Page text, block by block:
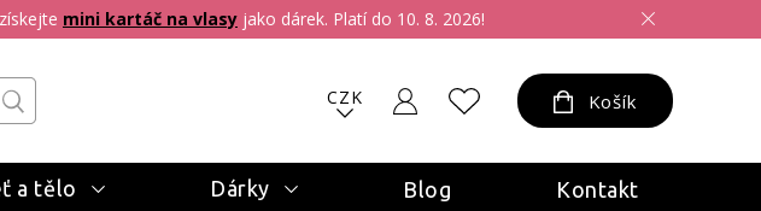
mini kartáč na vlasy jako dárek. Platí do 10. 8. 2026!
CZK Košík
a tělo Dárky Blog Kontakt